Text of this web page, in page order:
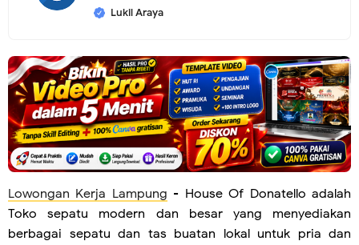
Lukil Araya
Lowongan Kerja Lampung - House Of Donatello adalah
Toko sepatu modern dan besar yang menyediakan
berbagai sepatu dan tas buatan lokal untuk pria dan